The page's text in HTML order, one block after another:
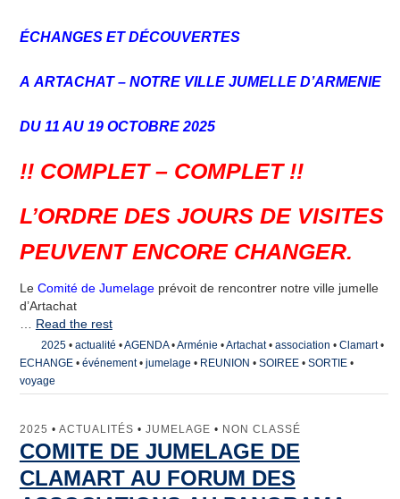
ÉCHANGES ET DÉCOUVERTES
A ARTACHAT – NOTRE VILLE JUMELLE D’ARMENIE
DU 11 AU 19 OCTOBRE 2025
!! COMPLET – COMPLET !!
L’ORDRE DES JOURS DE VISITES
PEUVENT ENCORE CHANGER.
Le Comité de Jumelageprévoit de rencontrer notre ville jumelle
d’Artachat
… Read the rest
2025• actualité •AGENDA•Arménie •Artachat• association • Clamart•
ECHANGE• événement• jumelage • REUNION • SOIREE• SORTIE•
voyage
2025 • ACTUALITÉS • JUMELAGE • NON CLASSÉ
COMITE DE JUMELAGE DE
CLAMART AU FORUM DES